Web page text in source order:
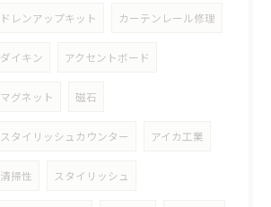
ドレンアップキット カーテンレール修理
ダイキン アクセントボード
マグネット 磁石
スタイリッシュカウンター アイカ工業
清掃性 スタイリッシュ